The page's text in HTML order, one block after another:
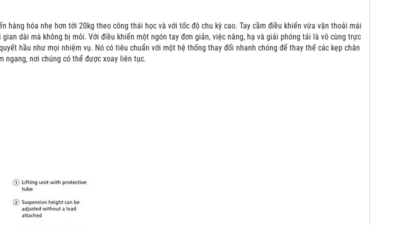
hàng hóa nhẹ hơn tới 20kg theo công thái học và với tốc độ chu kỳ cao. Tay cầm điều khiển vừa vặn thoải mái
dài mà không bị mỏi. Với điều khiển một ngón tay đơn giản, việc nâng, hạ và giải phóng tải là vô cùng trực
hầu như mọi nhiệm vụ. Nó có tiêu chuẩn với một hệ thống thay đổi nhanh chóng để thay thế các kẹp chân
ngang, nơi chúng có thể được xoay liên tục.